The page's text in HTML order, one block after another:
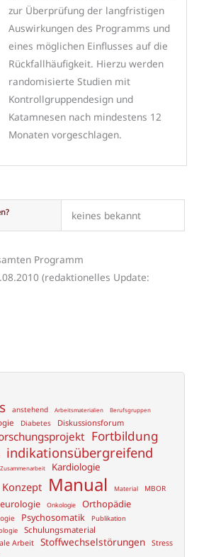
zur Überprüfung der langfristigen
Auswirkungen des Programms und
eines möglichen Einflusses auf die
Rückfallhäufigkeit. Hierzu werden
randomisierte Studien mit
Kontrollgruppendesign und
Katamnesen nach mindestens 12
Monaten vorgeschlagen.
keines bekannt
Programm
(redaktionelles Update:
anstehend Arbeitsmaterialien Berufsgruppen
Diabetes Diskussionsforum
Fortbildung
indikationsübergreifend
Kardiologie
Konzept Manual Material MBOR
Onkologie Orthopädie
Psychosomatik Publikation
Schulungsmaterial
Arbeit Stoffwechselstörungen Stress